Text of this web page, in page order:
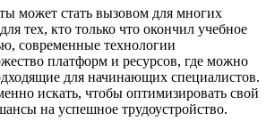
может стать вызовом для многих
тех, кто только что окончил учебное
современные технологии
платформ и ресурсов, где можно
для начинающих специалистов.
искать, чтобы оптимизировать свой
на успешное трудоустройство.